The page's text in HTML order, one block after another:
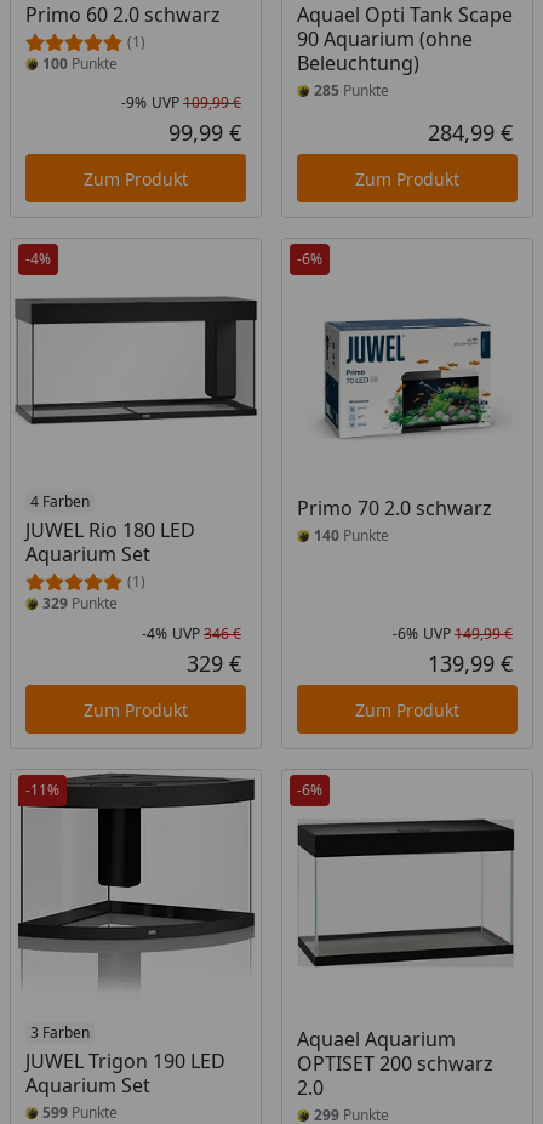
Primo 60 2.0 schwarz
(1)
100 Punkte
Rabatt in Prozent
-9%
Ursprünglicher Preis
UVP109,99 €
Aktueller Preis
99,99 €
Zum Produkt
Aquael Opti Tank Scape
90 Aquarium (ohne
Beleuchtung)
285 Punkte
284,99 €
Zum Produkt
-4%
4 Farben
JUWEL Rio 180 LED
Aquarium Set
(1)
329 Punkte
Rabatt in Prozent
-4%
Ursprünglicher Preis
UVP346 €
Aktueller Preis
329 €
Zum Produkt
-6%
Primo 70 2.0 schwarz
140Punkte
-6% UVP149,99 €
139,99 €
Zum Produkt
-11%
3 Farben
JUWEL Trigon 190 LED
Aquarium Set
599 Punkte
-6%
Aquael Aquarium
OPTISET 200 schwarz
2.0
299Punkte